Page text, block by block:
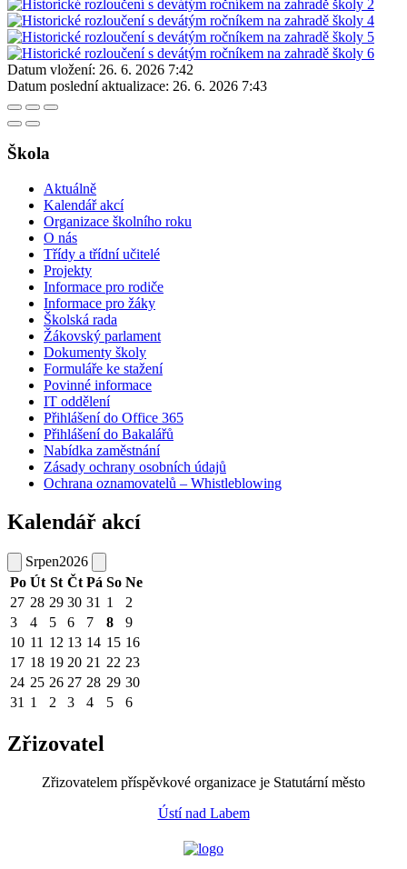
Datum vložení: 26. 6. 2026 7:42
Datum poslední aktualizace: 26. 6. 2026 7:43
Škola
Aktuálně
Kalendář akcí
Organizace školního roku
O nás
Třídy a třídní učitelé
Projekty
Informace pro rodiče
Informace pro žáky
Školská rada
Žákovský parlament
Dokumenty školy
Formuláře ke stažení
Povinné informace
IT oddělení
Přihlášení do Office 365
Přihlášení do Bakalářů
Nabídka zaměstnání
Zásady ochrany osobních údajů
Ochrana oznamovatelů – Whistleblowing
Kalendář akcí
Srpen2026
Po Út St Čt Pá So Ne
27 28 29 30 31 1
2
3
4 5 6 7 8
9
10 11 12 13 14 15 16
17 18 19 20 21 22 23
24 25 26 27 28 29 30
31 1 2 3 4 5 6
Zřizovatel
Zřizovatelem příspěvkové organizace je Statutární město
Ústí nad Labem